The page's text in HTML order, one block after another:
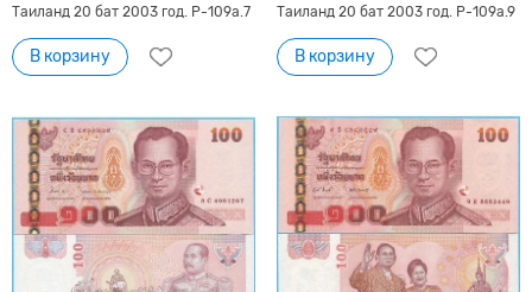
Таиланд 20 бат 2003 год. P-109a.7
В корзину
Таиланд 20 бат 2003 год. P-109a.9
В корзину